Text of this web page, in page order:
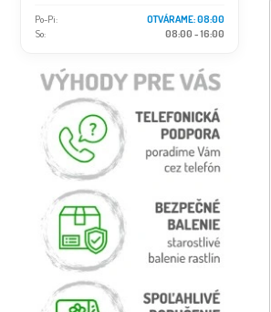
Po-Pi:
OTVÁRAME: 08:00
So:
08:00 - 16:00